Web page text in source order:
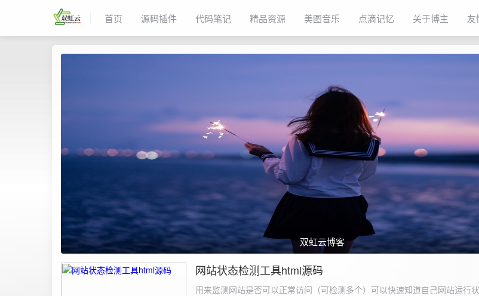
首页 源码插件 代码笔记 精品资源 美图音乐 点滴记忆 关于博主 友
双虹云博客
2025-8-12
网站状态检测工具html源码
用来监测网站是否可以正常访问（可检测多个）可以快速知道自己网站运行